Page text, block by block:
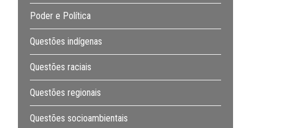
Poder e Política
Questões indígenas
Questões raciais
Questões regionais
Questões socioambientais